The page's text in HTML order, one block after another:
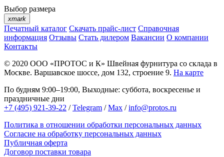
Выбор размера
xmark
Печатный каталог Скачать прайс-лист Справочная
информация Отзывы Стать дилером Вакансии О компании
Контакты
© 2020 ООО «ПРОТОС и К» Швейная фурнитура со склада в
Москве. Варшавское шоссе, дом 132, строение 9. На карте
По будням 9:00–19:00, Выходные: суббота, воскресенье и
праздничные дни
+7 (495) 921-39-22 /Telegram /Max /info@protos.ru
Политика в отношении обработки персональных данных
Согласие на обработку персональных данных
Публичная оферта
Договор поставки товара